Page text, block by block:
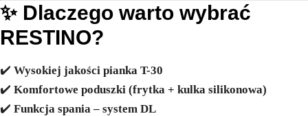
✨ Dlaczego warto wybrać
RESTINO?
✔️ Wysokiej jakości pianka T-30
✔️ Komfortowe poduszki (frytka + kulka silikonowa)
✔️ Funkcja spania – system DL